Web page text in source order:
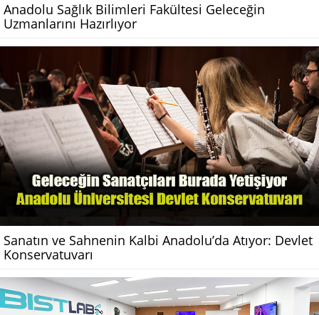
Anadolu Sağlık Bilimleri Fakültesi Geleceğin
Uzmanlarını Hazırlıyor
Sanatın ve Sahnenin Kalbi Anadolu’da Atıyor: Devlet
Konservatuvarı